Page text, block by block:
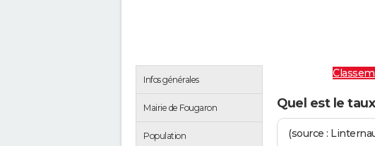
Infos générales
Mairie de Fougaron
Population
Quel est le
(source :